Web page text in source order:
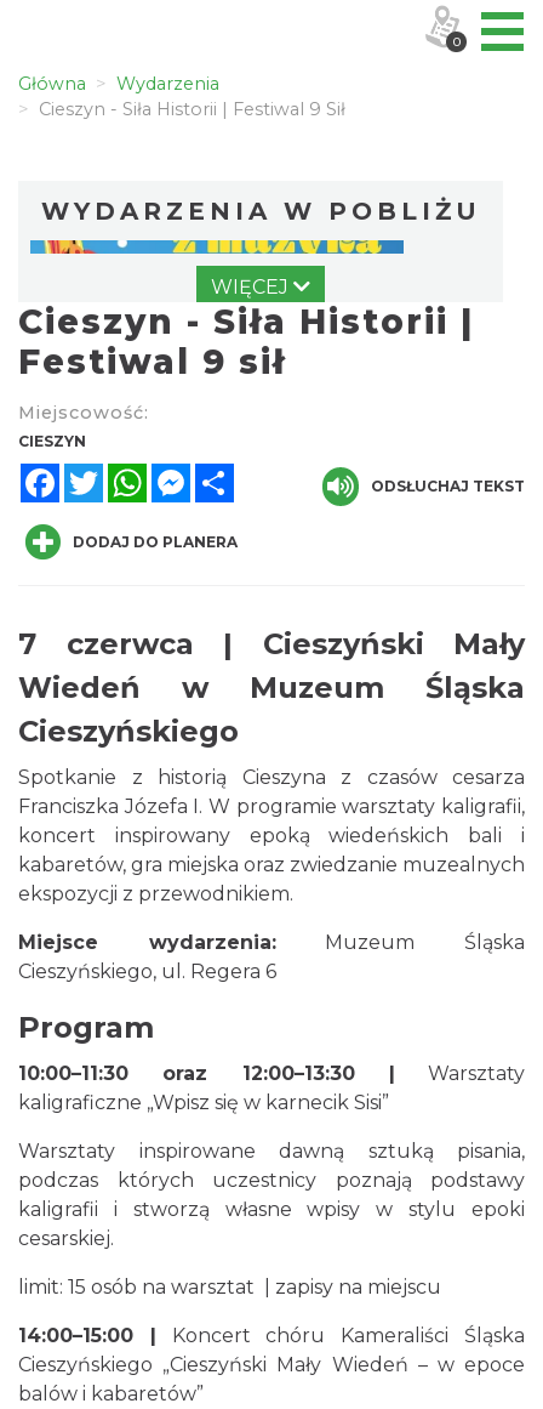
Główna
Wydarzenia
Cieszyn - Siła Historii | Festiwal 9 Sił
WYDARZENIA W POBLIŻU
Cieszyn
Cieszyn
2026-08-16
Cieszyn
0.02 km
Cieszyn
2026-08-09
0.05 km
WIĘCEJ
Cieszyn - Siła Historii |
Festiwal 9 sił
Miejscowość:
CIESZYN
FacebookTwitterWhatsAppMessenger
ODSŁUCHAJ TEKST
DODAJ DO PLANERA
7 czerwca | Cieszyński Mały
Wiedeń w Muzeum Śląska
Cieszyńskiego
Spotkanie z historią Cieszyna z czasów cesarza
Franciszka Józefa I. W programie warsztaty kaligrafii,
koncert inspirowany epoką wiedeńskich bali i
kabaretów, gra miejska oraz zwiedzanie muzealnych
ekspozycji z przewodnikiem.
Miejsce wydarzenia:Muzeum Śląska
Cieszyńskiego, ul. Regera 6
Program
10:00–11:30 oraz 12:00–13:30 | Warsztaty
kaligraficzne „Wpisz się w karnecik Sisi”
Warsztaty inspirowane dawną sztuką pisania,
podczas których uczestnicy poznają podstawy
kaligrafii i stworzą własne wpisy w stylu epoki
cesarskiej.
limit: 15 osób na warsztat | zapisy na miejscu
14:00–15:00 | Koncert chóru Kameraliści Śląska
Cieszyńskiego „Cieszyński Mały Wiedeń – w epoce
balów i kabaretów”
0